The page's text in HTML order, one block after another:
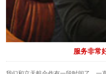
服务非常